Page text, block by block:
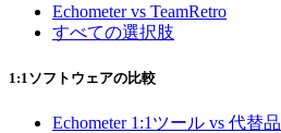
Echometer vs TeamRetro
すべての選択肢
1:1ソフトウェアの比較
Echometer 1:1ツール vs 代替品